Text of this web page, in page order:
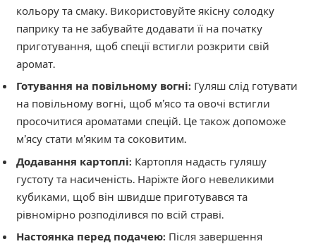
кольору та смаку. Використовуйте якісну солодку
паприку та не забувайте додавати її на початку
приготування, щоб спеції встигли розкрити свій
аромат.
Готування на повільному вогні: Гуляш слід готувати
на повільному вогні, щоб м’ясо та овочі встигли
просочитися ароматами спецій. Це також допоможе
м’ясу стати м’яким та соковитим.
Додавання картоплі: Картопля надасть гуляшу
густоту та насиченість. Наріжте його невеликими
кубиками, щоб він швидше приготувався та
рівномірно розподілився по всій страві.
Настоянка перед подачею: Після завершення